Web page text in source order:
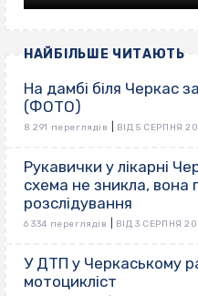
НАЙБІЛЬШЕ ЧИТАЮТЬ
На дамбі біля Черкас
(ФОТО)
8 291 переглядів ВІД 5 СЕРПНЯ
Рукавички у лікарні
схема не зникла, вона
розслідування
6 334 переглядів ВІД 3 СЕРПНЯ
У ДТП у Черкаському
мотоцикліст